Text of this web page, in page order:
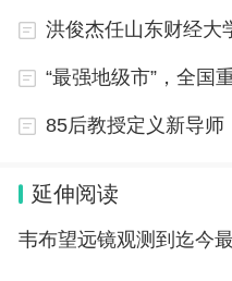
《给水工程的事故与防
赵洪宾同志一生从事给
平的整体提升和课程建
在教学第一线，先后培
工程硕士90余位及大
洪俊杰任山东财经大
“最强地级市”，全国
延伸阅读
韦布望远镜观测到迄今